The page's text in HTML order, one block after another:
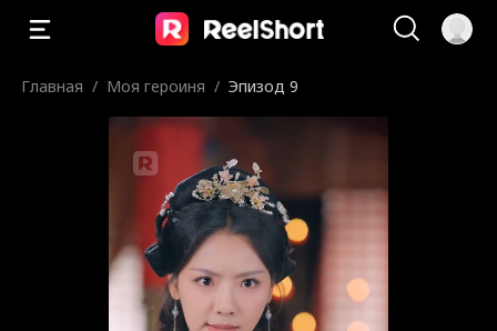
Главная / Моя героиня / Эпизод 9